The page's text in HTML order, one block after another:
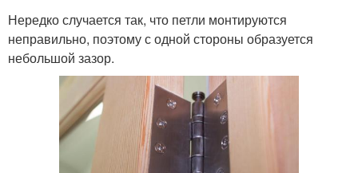
Нередко случается так, что петли монтируются
неправильно, поэтому с одной стороны образуется
небольшой зазор.